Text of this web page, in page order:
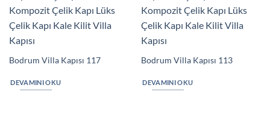
Bodrum Villa Kapısı 117
DEVAMINI OKU
Bodrum Villa Kapısı 113
DEVAMINI OKU